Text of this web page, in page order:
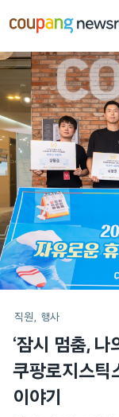
건너뛰기
메인
포스트
직원 행사
‘잠시 멈춤, 나
쿠팡로지스틱
이야기